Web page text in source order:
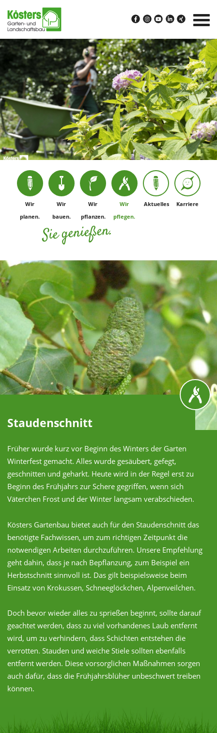
Wir
planen.
Wir
bauen.
Wir
pflanzen.
Wir
pflegen.
Sie genießen.
Aktuelles Karriere
Staudenschnitt
Früher wurde kurz vor Beginn des Winters der Garten
Winterfest gemacht. Alles wurde gesäubert, gefegt,
geschnitten und geharkt. Heute wird in der Regel erst zu
Beginn des Frühjahrs zur Schere gegriffen, wenn sich
Väterchen Frost und der Winter langsam verabschieden.
Kösters Gartenbau bietet auch für den Staudenschnitt das
benötigte Fachwissen, um zum richtigen Zeitpunkt die
notwendigen Arbeiten durchzuführen. Unsere Empfehlung
geht dahin, dass je nach Bepflanzung, zum Beispiel ein
Herbstschnitt sinnvoll ist. Das gilt beispielsweise beim
Einsatz von Krokussen, Schneeglöckchen, Alpenveilchen.
Doch bevor wieder alles zu sprießen beginnt, sollte darauf
geachtet werden, dass zu viel vorhandenes Laub entfernt
wird, um zu verhindern, dass Schichten entstehen die
verrotten. Stauden und weiche Stiele sollten ebenfalls
entfernt werden. Diese vorsorglichen Maßnahmen sorgen
auch dafür, dass die Frühjahrsblüher unbeschwert treiben
können.